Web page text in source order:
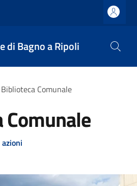
di Bagno a Ripoli
Biblioteca Comunale